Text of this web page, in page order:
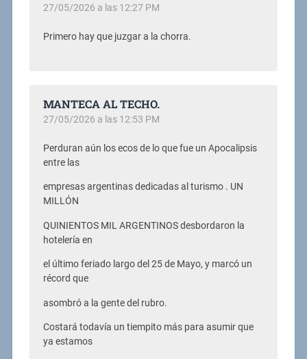
27/05/2026 a las 12:27 PM
Primero hay que juzgar a la chorra.
MANTECA AL TECHO.
27/05/2026 a las 12:53 PM
Perduran aún los ecos de lo que fue un Apocalipsis
entre las
empresas argentinas dedicadas al turismo . UN
MILLÓN
QUINIENTOS MIL ARGENTINOS desbordaron la
hotelería en
el último feriado largo del 25 de Mayo, y marcó un
récord que
asombró a la gente del rubro.
Costará todavía un tiempito más para asumir que
ya estamos